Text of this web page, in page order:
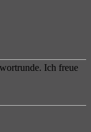
Ich freue